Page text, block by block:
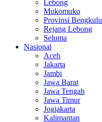
Lebong
Mukomuko
Provinsi Bengkulu
Rejang Lebong
Seluma
Nasional
Aceh
Jakarta
Jambi
Jawa Barat
Jawa Tengah
Jawa Timur
Jogjakarta
Kalimantan